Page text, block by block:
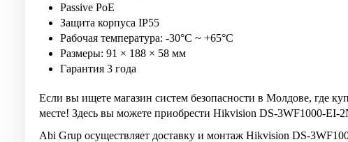
Passive PoE
Защита корпуса IP55
Рабочая температура: -30°C ~ +65°C
Размеры: 91 × 188 × 58 мм
Гарантия 3 года
Если вы ищете магазин систем безопасности в Молдове, где
месте! Здесь вы можете приобрести Hikvision DS-3WF1000-
Abi Grup осуществляет доставку и монтаж Hikvision DS-